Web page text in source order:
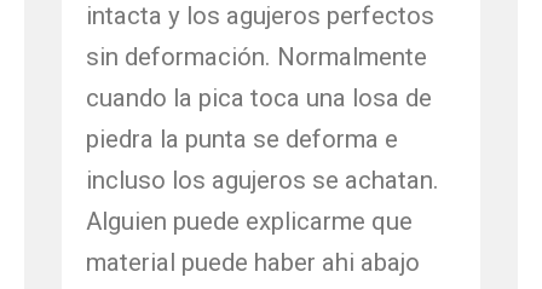
intacta y los agujeros perfectos
sin deformación. Normalmente
cuando la pica toca una losa de
piedra la punta se deforma e
incluso los agujeros se achatan.
Alguien puede explicarme que
material puede haber ahi abajo